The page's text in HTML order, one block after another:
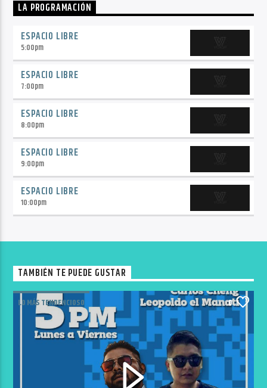
LA PROGRAMACIÓN
ESPACIO LIBRE
5:00pm
ESPACIO LIBRE
7:00pm
ESPACIO LIBRE
8:00pm
ESPACIO LIBRE
9:00pm
ESPACIO LIBRE
10:00pm
TAMBIÉN TE PUEDE GUSTAR
LO MÁS TENDENCIOSO 0